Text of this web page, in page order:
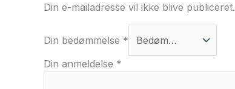
Din e-mailadresse vil ikke blive publiceret.
Din bedømmelse *
Din anmeldelse *